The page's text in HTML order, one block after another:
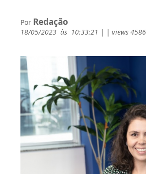
Por Redação
18/05/2023 às 10:33:21 | | views 4586